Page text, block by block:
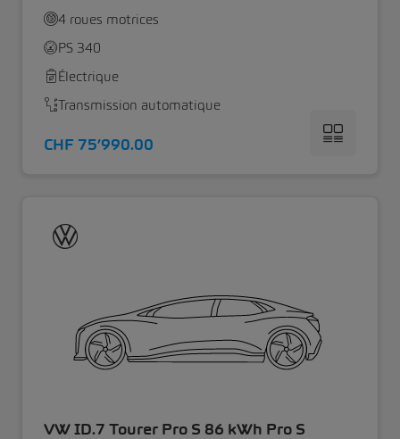
4 roues motrices
PS 340
Électrique
Transmission automatique
CHF 75’990.00
VW ID.7 Tourer Pro S 86 kWh Pro S